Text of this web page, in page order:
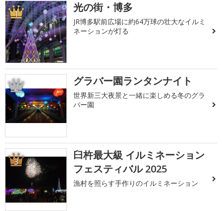
1 光の街・博多
JR博多駅前広場に約64万球の壮大なイルミ
ネーションが灯る
2 グラバー園ランタンナイト
世界新三大夜景と一緒に楽しめる冬のグラ
バー園
3
臼杵最大級 イルミネーション
フェスティバル 2025
漁村を照らす手作りのイルミネーション